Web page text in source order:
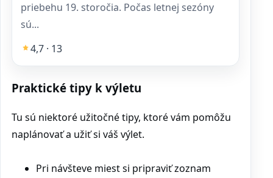
priebehu 19. storočia. Počas letnej sezóny
sú...
4,7 · 13
Praktické tipy k výletu
Tu sú niektoré užitočné tipy, ktoré vám pomôžu
naplánovať a užiť si váš výlet.
Pri návšteve miest si pripraviť zoznam